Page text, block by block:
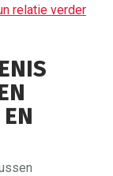
relatie verder